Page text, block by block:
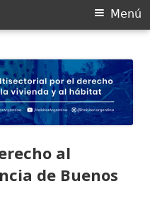
Menú
al
de Buenos